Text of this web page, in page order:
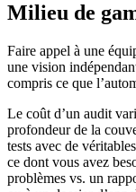
Milieu de
Faire appel à une
une vision
compris ce que
Le coût d’un audit
profondeur de la
tests avec de
ce dont vous avez
problèmes vs. un